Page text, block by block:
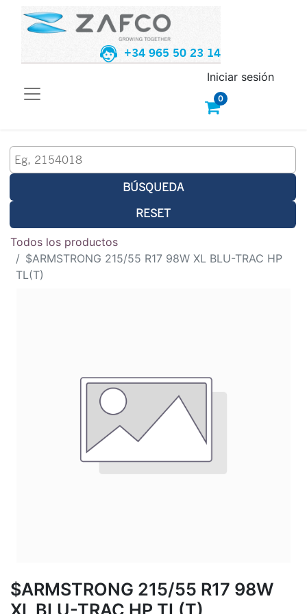
+34 965 50 23 14
0
Iniciar sesión
BÚSQUEDA
RESET
Todos los productos
$ARMSTRONG 215/55 R17 98W XL BLU-TRAC HP
TL(T)
$ARMSTRONG 215/55 R17 98W
XL BLU-TRAC HP TL(T)